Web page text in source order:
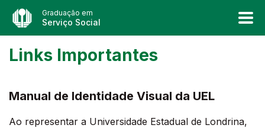
Graduação em
Serviço Social
Links Importantes
Manual de Identidade Visual da UEL
Ao representar a Universidade Estadual de Londrina,